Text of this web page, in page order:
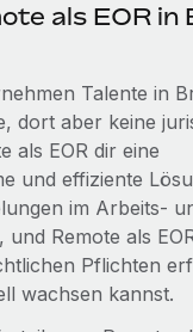
für mobile Apps. Das...
als EOR in
Talente in
dort aber keine
als EOR dir eine
und effiziente
im Arbeits-
Remote als
Pflichten
wachsen kannst.